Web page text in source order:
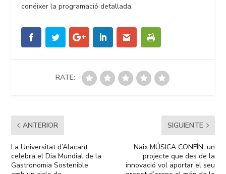
conéixer la programació detallada.
RATE:
ANTERIOR
La Universitat d’Alacant
celebra el Dia Mundial de la
Gastronomia Sostenible
SIGUIENTE
Naix MÚSICA CONFÍN, un
projecte que des de la
innovació vol aportar el seu